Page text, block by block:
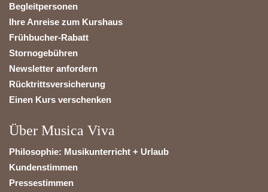
Begleitpersonen
Ihre Anreise zum Kurshaus
Frühbucher-Rabatt
Stornogebühren
Newsletter anfordern
Rücktrittsversicherung
Einen Kurs verschenken
Über Musica Viva
Philosophie: Musikunterricht + Urlaub
Kundenstimmen
Pressestimmen